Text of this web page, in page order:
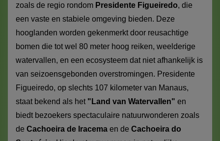
zoals de regio rondom Presidente Figueiredo, die
een vaste en stabiele omgeving bieden. Deze
hooglanden worden gekenmerkt door reusachtige
bomen die tot wel 80 meter hoog reiken, weelderige
watervallen, en een ecosysteem dat niet afhankelijk is
van seizoensgebonden overstromingen. Presidente
Figueiredo, op slechts 107 kilometer van Manaus,
staat bekend als het "Land van Watervallen" en
biedt bezoekers spectaculaire natuurwonderen zoals
de Cachoeira de Iracema en de Cachoeira do